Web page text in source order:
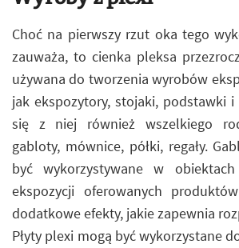
Choć na pierwszy rzut oka tego
zauważa, to cienka pleksa
używana do tworzenia wyrobów
jak ekspozytory, stojaki, podstawki i
się z niej również wszelkiego
gabloty, mównice, półki, regały.
być wykorzystywane w
ekspozycji oferowanych
dodatkowe efekty, jakie zapewnia
Płyty plexi mogą być wykorzystane